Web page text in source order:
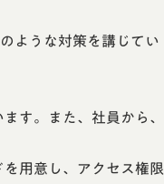
ような対策を講じてい
す。また、社員から、
用意し、アクセス権限